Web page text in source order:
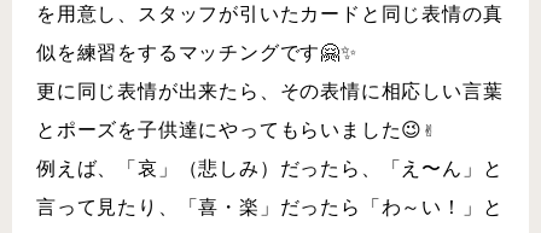
を用意し、スタッフが引いたカードと同じ表情の真
似を練習をするマッチングです🤗✨
更に同じ表情が出来たら、その表情に相応しい言葉
とポーズを子供達にやってもらいました😉✌️
例えば、「哀」（悲しみ）だったら、「え〜ん」と
言って見たり、「喜・楽」だったら「わ～い！」と